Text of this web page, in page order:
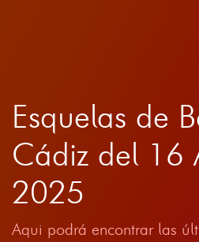
Esquelas de
Cádiz del 16
2025
Aqui podrá encontrar las